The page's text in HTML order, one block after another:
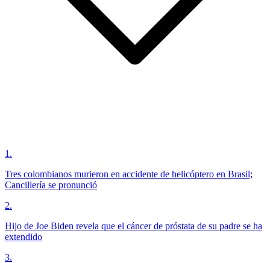
1 .
Tres colombianos murieron en accidente de helicóptero en Brasil;
Cancillería se pronunció
2.
Hijo de Joe Biden revela que el cáncer de próstata de su padre se ha
extendido
3.